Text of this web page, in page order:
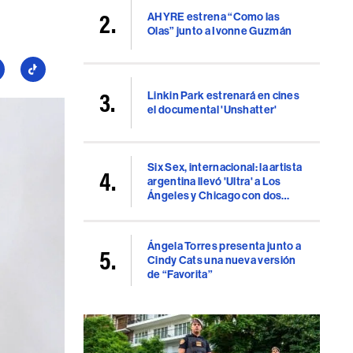
Seguí
AHYRE estrena “Como las
Olas” junto a Ivonne Guzmán
Linkin Park estrenará en cines
el documental 'Unshatter'
Six Sex, internacional: la artista
argentina llevó 'Ultra' a Los
Ángeles y Chicago con dos
Ángela Torres presenta junto a
Cindy Cats una nueva versión
de “Favorita”